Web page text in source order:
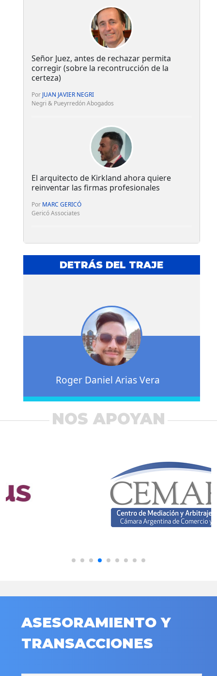
Señor Juez, antes de rechazar permita
corregir (sobre la recontrucción de la
certeza)
Por JUAN JAVIER NEGRI
Negri & Pueyrredón Abogados
El arquitecto de Kirkland ahora quiere
reinventar las firmas profesionales
Por MARC GERICÓ
Gericó Associates
DETRÁS DEL TRAJE
Roger Daniel Arias Vera
NOS APOYAN
ASESORAMIENTO Y
TRANSACCIONES